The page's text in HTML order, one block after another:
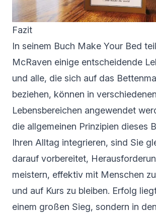
Fazit
In seinem Buch Make Your Bed
McRaven einige entscheidende
und alle, die sich auf das
beziehen, können in verschiedenen
Lebensbereichen angewendet
die allgemeinen Prinzipien dieses
Ihren Alltag integrieren, sind Sie
darauf vorbereitet,
meistern, effektiv mit Menschen
und auf Kurs zu bleiben. Erfolg
einem großen Sieg, sondern in